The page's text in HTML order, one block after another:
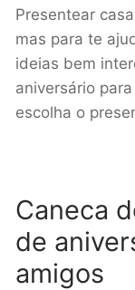
Presentear
mas para te
ideias bem
aniversário
escolha o
Caneca
de
amigos